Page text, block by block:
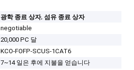
광학 종료 상자,섬유 종료 상자
negotiable
20,000 PC 달
KCO-FOFP-SCUS-1CAT6
7~14 일은 후에 지불을 얻습니다